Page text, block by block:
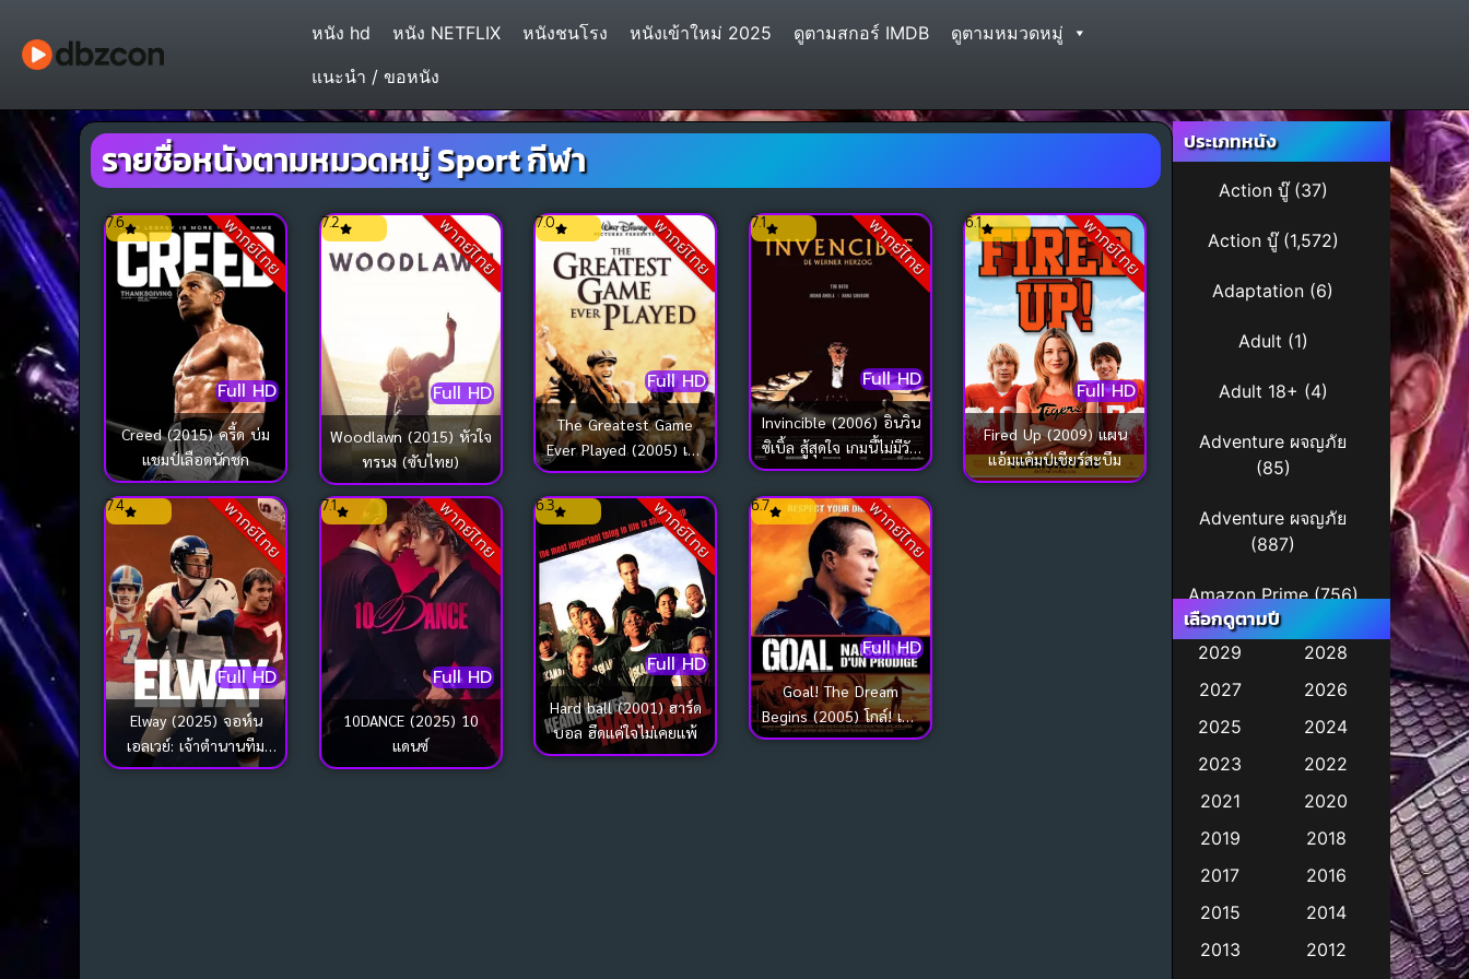
หนัง hd หนัง NETFLIX หนังชนโรง หนังเข้าใหม่ 2025 ดูตามสกอร์ IMDB
ดูตามหมวดหมู่
แนะนำ / ขอหนัง
รายชื่อหนังตามหมวดหมู่ Sport กีฬา
พากย์ไทย
Full HD
7.6
Creed (2015) ครี้ด บ่ม
แชมป์เลือดนักชก
พากย์ไทย
Full HD
7.2
Woodlawn (2015) หัวใจ
ทรนง (ซับไทย)
พากย์ไทย
Full HD
7.0
The Greatest Game
Ever Played (2005) เกม
ยิ่งใหญ่…ชัยชนะเหนือ
ความฝัน
พากย์ไทย
Full HD
7.1
Invincible (2006) อินวิน
ซิเบิ้ล สู้สุดใจ เกมนี้ไม่มีวัน
แพ้
พากย์ไทย
Full HD
6.1
Fired Up (2009) แผน
แอ้มแค้มป์เชียร์สะบึม
พากย์ไทย
Full HD
7.4
Elway (2025) จอห์น
เอลเวย์: เจ้าตำนานทีม
เดนเวอร์ บรองโกส์
พากย์ไทย
Full HD
7.1
10DANCE (2025) 10
แดนซ์
พากย์ไทย
Full HD
6.3
Hard ball (2001) ฮาร์ด
บอล ฮึดแค่ใจไม่เคยแพ้
พากย์ไทย
Full HD
6.7
Goal! The Dream
Begins (2005) โกล์! เกม
หยุดโลก
ประเภทหนัง
Action บู๊(37)
Action บู๊(1,572)
Adaptation (6)
Adult (1)
Adult 18+ (4)
Adventure ผจญภัย
(85)
Adventure ผจญภัย
(887)
Amazon Prime(756)
Animal(11)
Animation การ์ตูน
Animation การ์ตูน
Animation การ์ตูน
Animation อนิเมชั่น
เลือกดูตามปี
2029
2028
2027
2026
2025
2024
2023
2022
2021
2020
2019
2018
2017
2016
2015
2014
2013
2012